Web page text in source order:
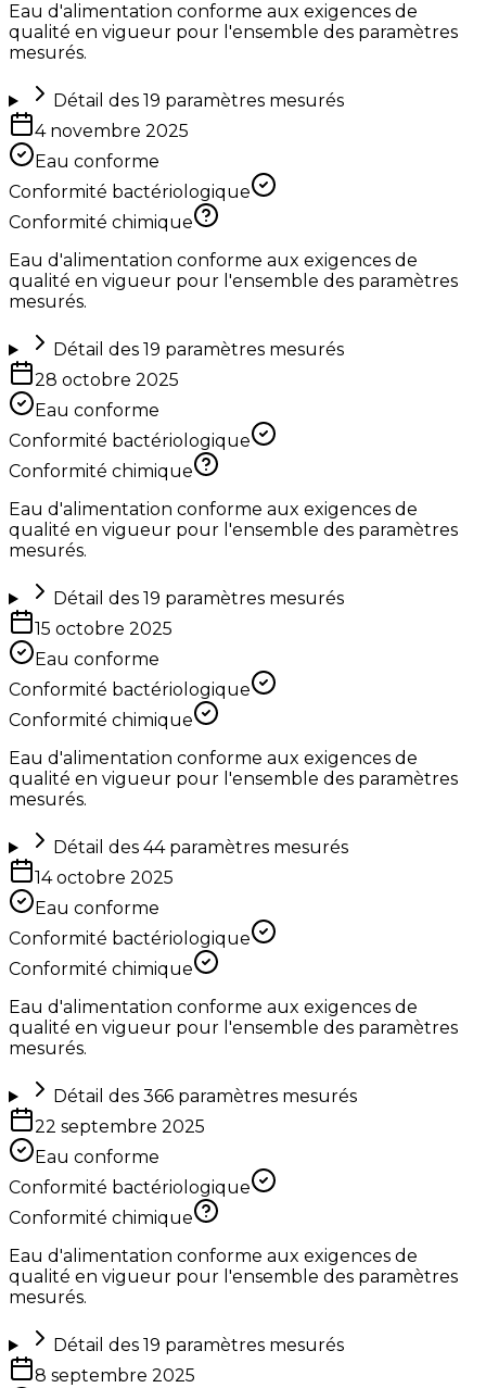
Eau d'alimentation conforme aux exigences de
qualité en vigueur pour l'ensemble des paramètres
mesurés.
Détail des 19 paramètres mesurés
4 novembre 2025
Eau conforme
Conformité bactériologique
Conformité chimique
Eau d'alimentation conforme aux exigences de
qualité en vigueur pour l'ensemble des paramètres
mesurés.
Détail des 19 paramètres mesurés
28 octobre 2025
Eau conforme
Conformité bactériologique
Conformité chimique
Eau d'alimentation conforme aux exigences de
qualité en vigueur pour l'ensemble des paramètres
mesurés.
Détail des 19 paramètres mesurés
15 octobre 2025
Eau conforme
Conformité bactériologique
Conformité chimique
Eau d'alimentation conforme aux exigences de
qualité en vigueur pour l'ensemble des paramètres
mesurés.
Détail des 44paramètres mesurés
14 octobre 2025
Eau conforme
Conformité bactériologique
Conformité chimique
Eau d'alimentation conforme aux exigences de
qualité en vigueur pour l'ensemble des paramètres
mesurés.
Détail des 366paramètres mesurés
22 septembre 2025
Eau conforme
Conformité bactériologique
Conformité chimique
Eau d'alimentation conforme aux exigences de
qualité en vigueur pour l'ensemble des paramètres
mesurés.
Détail des 19 paramètres mesurés
8 septembre 2025